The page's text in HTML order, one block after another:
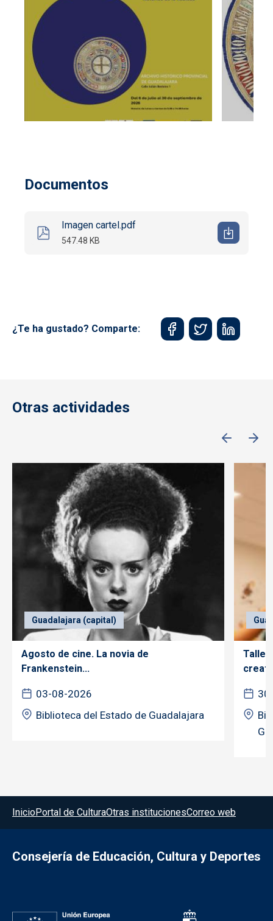
Documentos
Imagen cartel.pdf
547.48 KB
¿Te ha gustado? Comparte:
Otras actividades
Guadalajara (capital)
Agosto de cine. La novia de
Frankenstein...
03-08-2026
Biblioteca del Estado de Guadalajara
Taller
Menú del pie
InicioPortal de CulturaOtras institucionesCorreo web
Consejería de Educación, Cultura y Deportes